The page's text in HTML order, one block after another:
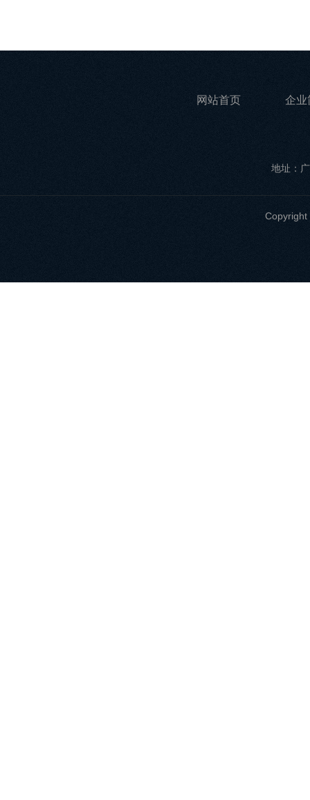
网站首页 企业
地址：